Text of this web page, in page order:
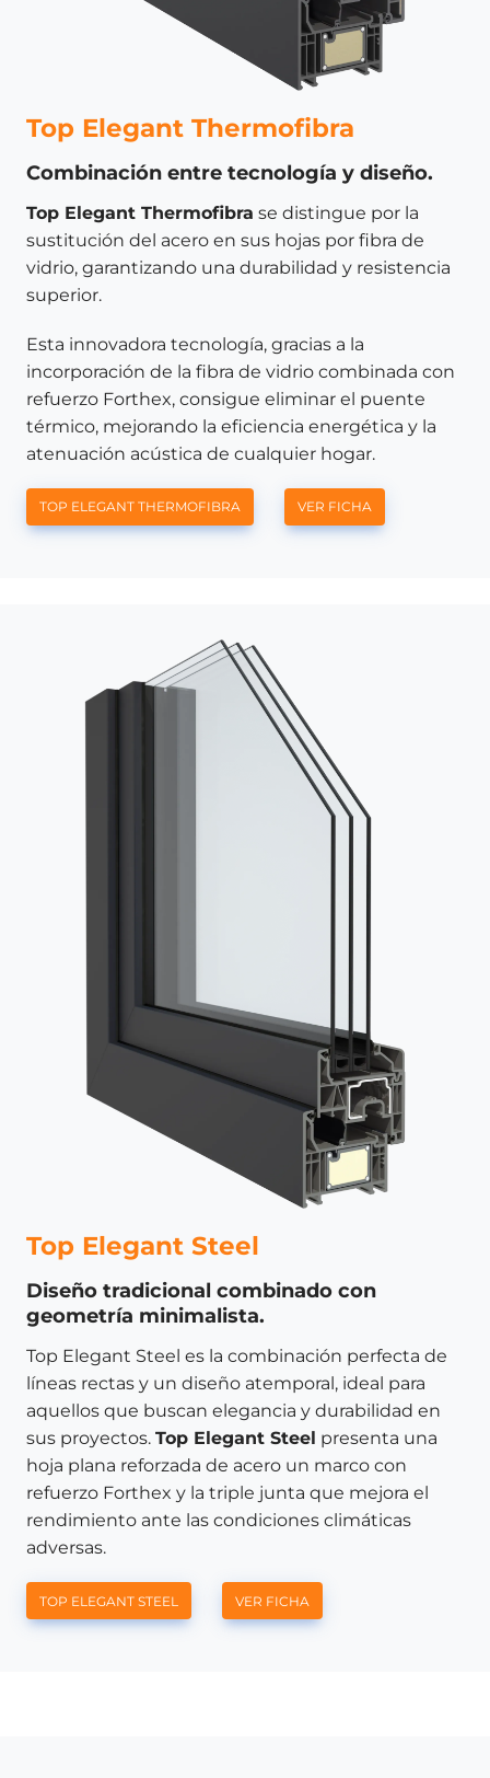
Top Elegant Thermofibra
Combinación entre tecnología y diseño.
Top Elegant Thermofibra se distingue por la
sustitución del acero en sus hojas por fibra de
vidrio, garantizando una durabilidad y resistencia
superior.
Esta innovadora tecnología, gracias a la
incorporación de la fibra de vidrio combinada con
refuerzo Forthex, consigue eliminar el puente
térmico, mejorando la eficiencia energética y la
atenuación acústica de cualquier hogar.
TOP ELEGANT THERMOFIBRA VER FICHA
Top Elegant Steel
Diseño tradicional combinado con
geometría minimalista.
Top Elegant Steel es la combinación perfecta de
líneas rectas y un diseño atemporal, ideal para
aquellos que buscan elegancia y durabilidad en
sus proyectos. Top Elegant Steel presenta una
hoja plana reforzada de acero un marco con
refuerzo Forthex y la triple junta que mejora el
rendimiento ante las condiciones climáticas
adversas.
TOP ELEGANT STEEL VER FICHA